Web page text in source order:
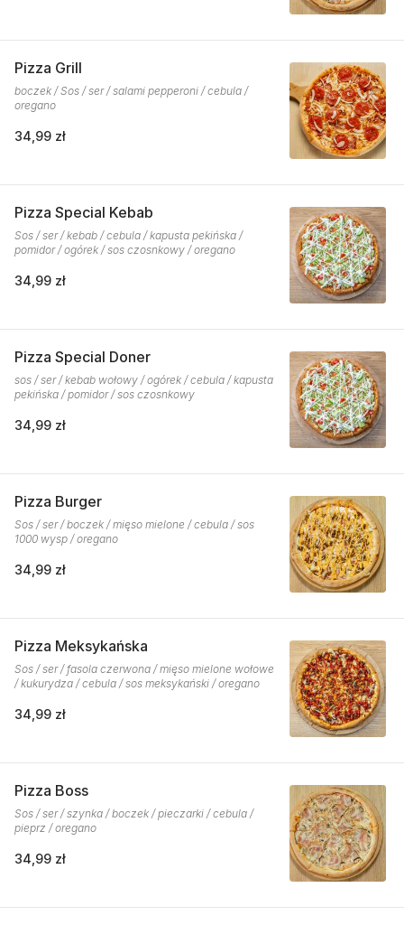
Pizza Grill
boczek / Sos / ser / salami pepperoni / cebula /
oregano
34,99 zł
Pizza Special Kebab
Sos / ser / kebab / cebula / kapusta pekińska /
pomidor / ogórek / sos czosnkowy / oregano
34,99 zł
Pizza Special Doner
sos / ser / kebab wołowy / ogórek / cebula / kapusta
pekińska / pomidor / sos czosnkowy
34,99 zł
Pizza Burger
Sos / ser / boczek / mięso mielone / cebula / sos
1000 wysp / oregano
34,99 zł
Pizza Meksykańska
Sos / ser / fasola czerwona / mięso mielone wołowe
/ kukurydza / cebula / sos meksykański / oregano
34,99 zł
Pizza Boss
Sos / ser / szynka / boczek / pieczarki / cebula /
pieprz / oregano
34,99 zł